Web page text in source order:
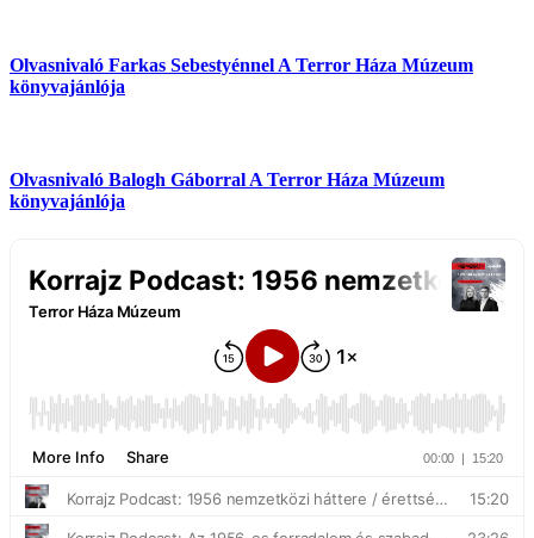
Olvasnivaló Farkas Sebestyénnel A Terror Háza Múzeum
könyvajánlója
Olvasnivaló Balogh GáborralA Terror Háza Múzeum
könyvajánlója